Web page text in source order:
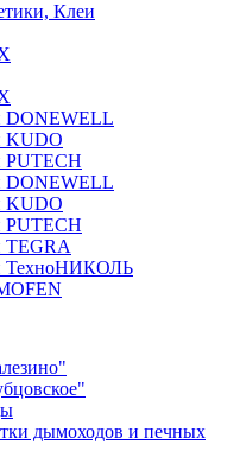
Клеи
DONEWELL
KUDO
PUTECH
DONEWELL
KUDO
PUTECH
TEGRA
ТехноНИКОЛЬ
дымоходов и печных